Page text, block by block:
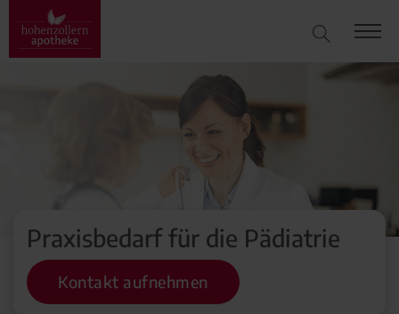
Praxisbedarf für die Pädiatrie
Kontakt aufnehmen